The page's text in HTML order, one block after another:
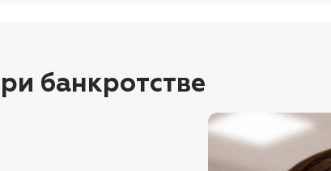
банкротстве